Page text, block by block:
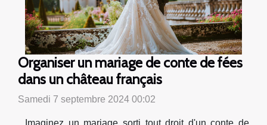
Organiser un mariage de conte de fées
dans un château français
Samedi 7 septembre 2024 00:02
Imaginez un mariage sorti tout droit d'un conte de